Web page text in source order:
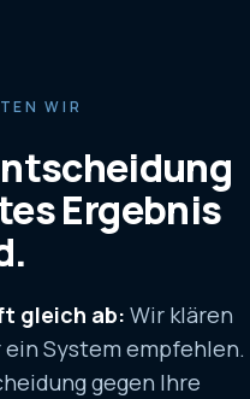
WIR
Ergebnis
gleich ab: Wir klären
System empfehlen.
gegen Ihre